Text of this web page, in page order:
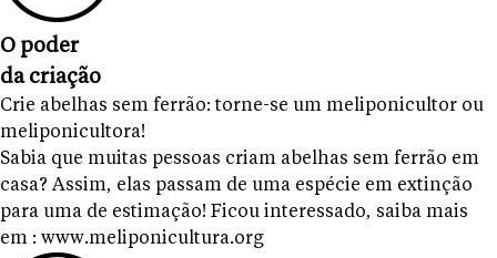
O poder
da criação
Crie abelhas sem ferrão: torne-se um meliponicultor ou
meliponicultora!
Sabia que muitas pessoas criam abelhas sem ferrão em
casa? Assim, elas passam de uma espécie em extinção
para uma de estimação! Ficou interessado, saiba mais
em : www.meliponicultura.org